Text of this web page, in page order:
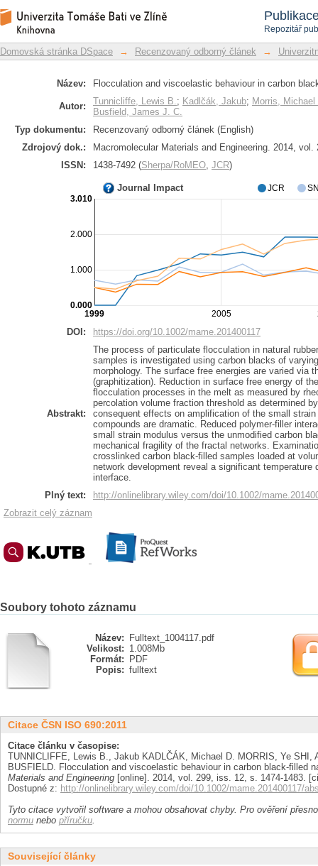
Repozitář
Flocculation and viscoelastic
Repozitář DSpace/Manakin
Domovská stránka DSpace → Recenzovaný odborný článek →
Název: Flocculation and viscoelastic behaviour in carbon
Autor: Tunnicliffe, Lewis B.; Kadlčák, Jakub; Morris, Michael
Busfield, James J. C.
Typ dokumentu:
Recenzovaný odborný článek (English)
Zdrojový dok.:
Macromolecular Materials and Engineering. 2014,
ISSN:
1438-7492 (Sherpa/RoMEO, JCR)
Journal Impact
2005
1999
1.000
2.000
0.000
3.010
JCR
DOI: https://doi.org/10.1002/mame.201400117
Abstrakt:
The process of particulate flocculation in natural
samples is investigated using carbon blacks of
morphology. The surface free energies are varied via
(graphitization). Reduction in surface free energy of
flocculation processes in the melt as measured by
percolation volume fraction threshold as determined
consequent effects on amplification of the small
compounds are dramatic. Reduced polymer-filler
small strain modulus versus the unmodified carbon
mechanical fragility of the fractal networks.
crosslinked carbon black-filled samples loaded at
network development reveal a significant temperature
interface.
Plný text:
http://onlinelibrary.wiley.com/doi/10.1002/
Zobrazit celý záznam
Soubory tohoto záznamu
Název:
Fulltext_1004117.pdf
Velikost: 1.008Mb
Formát:
PDF
Popis: fulltext
Citace ČSN ISO 690:2011
Citace článku v časopise:
TUNNICLIFFE, Lewis B., Jakub KADLČÁK, Michael D. MORRIS, Ye SHI,
BUSFIELD. Flocculation and viscoelastic behaviour in carbon black-filled
Materials and Engineering [online]. 2014, vol. 299, iss. 12, s. 1474-1483.
Dostupné z: http://onlinelibrary.wiley.com/doi/10.1002/mame.201400117/
Tyto citace vytvořil software a mohou obsahovat chyby. Pro ověření
normu nebo příručku.
Související články